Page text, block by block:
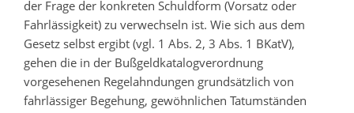
der Frage der konkreten Schuldform (Vorsatz oder
Fahrlässigkeit) zu verwechseln ist. Wie sich aus dem
Gesetz selbst ergibt (vgl. 1 Abs. 2, 3 Abs. 1 BKatV),
gehen die in der Bußgeldkatalogverordnung
vorgesehenen Regelahndungen grundsätzlich von
fahrlässiger Begehung, gewöhnlichen Tatumständen